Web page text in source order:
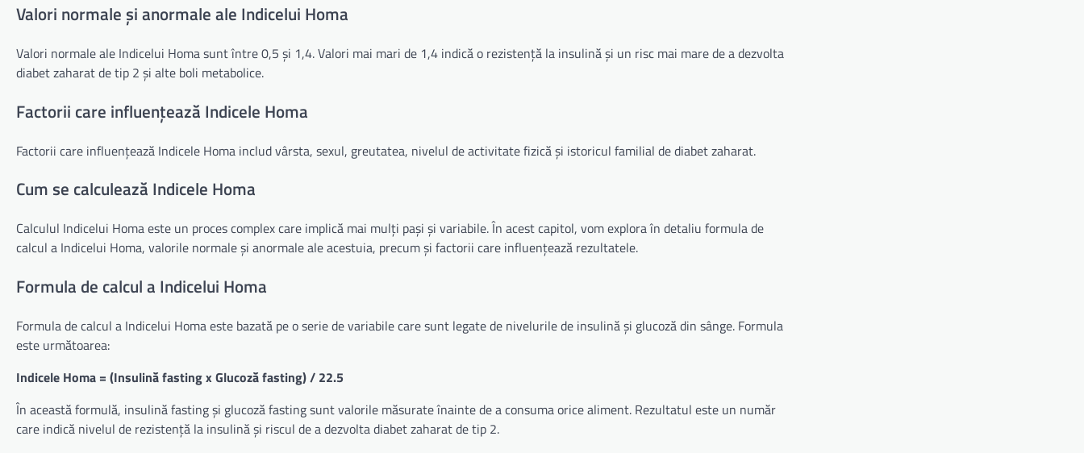
Valori normale și anormale ale Indicelui Homa
Valori normale ale Indicelui Homa sunt între 0,5 și 1,4. Valori mai mari de 1,4 indică o rezistență la insulină și un risc mai mare de a dezvolta
diabet zaharat de tip 2 și alte boli metabolice.
Factorii care influențează Indicele Homa
Factorii care influențează Indicele Homa includ vârsta, sexul, greutatea, nivelul de activitate fizică și istoricul familial de diabet zaharat.
Cum se calculează Indicele Homa
Calculul Indicelui Homa este un proces complex care implică mai mulți pași și variabile. În acest capitol, vom explora în detaliu formula de
calcul a Indicelui Homa, valorile normale și anormale ale acestuia, precum și factorii care influențează rezultatele.
Formula de calcul a Indicelui Homa
Formula de calcul a Indicelui Homa este bazată pe o serie de variabile care sunt legate de nivelurile de insulină și glucoză din sânge. Formula
este următoarea:
Indicele Homa = (Insulină fasting x Glucoză fasting) / 22.5
În această formulă, insulină fasting și glucoză fasting sunt valorile măsurate înainte de a consuma orice aliment. Rezultatul este un număr
care indică nivelul de rezistență la insulină și riscul de a dezvolta diabet zaharat de tip 2.